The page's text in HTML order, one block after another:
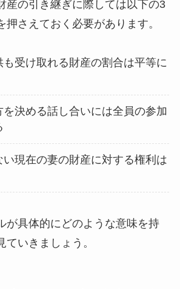
産の引き継ぎに際しては以下の3
押さえておく必要があります。
も受け取れる財産の割合は平等に
を決める話し合いには全員の参加
い現在の妻の財産に対する権利は
が具体的にどのような意味を持
いきましょう。